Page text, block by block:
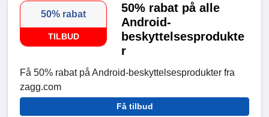
50% rabat
TILBUD
50% rabat på alle
Android-
beskyttelsesprodukte
r
Få 50% rabat på Android-beskyttelsesprodukter fra
zagg.com
Få tilbud